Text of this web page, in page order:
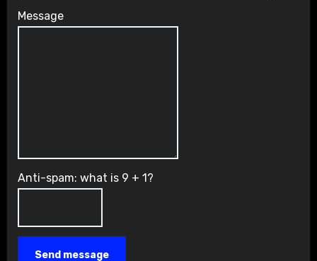
Message
Anti-spam: what is 9 + 1?
Send message